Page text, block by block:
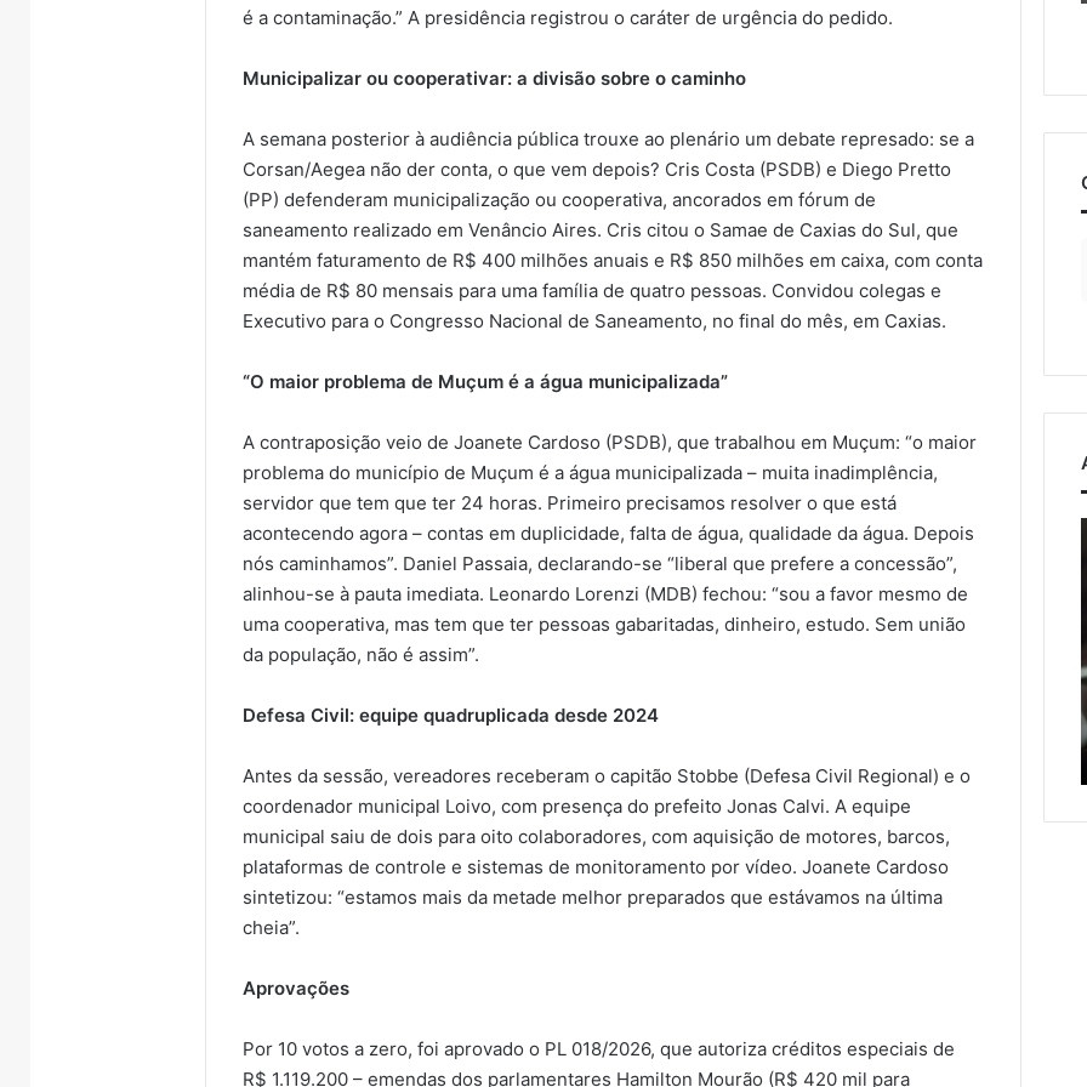
é a contaminação.” A presidência registrou o caráter de urgência do pedido.
Municipalizar ou cooperativar: a divisão sobre o caminho
A semana posterior à audiência pública trouxe ao plenário um debate represado: se a
Corsan/Aegea não der conta, o que vem depois? Cris Costa (PSDB) e Diego Pretto
(PP) defenderam municipalização ou cooperativa, ancorados em fórum de
saneamento realizado em Venâncio Aires. Cris citou o Samae de Caxias do Sul, que
mantém faturamento de R$ 400 milhões anuais e R$ 850 milhões em caixa, com conta
média de R$ 80 mensais para uma família de quatro pessoas. Convidou colegas e
Executivo para o Congresso Nacional de Saneamento, no final do mês, em Caxias.
“O maior problema de Muçum é a água municipalizada”
A contraposição veio de Joanete Cardoso (PSDB), que trabalhou em Muçum: “o maior
problema do município de Muçum é a água municipalizada – muita inadimplência,
servidor que tem que ter 24 horas. Primeiro precisamos resolver o que está
acontecendo agora – contas em duplicidade, falta de água, qualidade da água. Depois
nós caminhamos”. Daniel Passaia, declarando-se “liberal que prefere a concessão”,
alinhou-se à pauta imediata. Leonardo Lorenzi (MDB) fechou: “sou a favor mesmo de
uma cooperativa, mas tem que ter pessoas gabaritadas, dinheiro, estudo. Sem união
da população, não é assim”.
Defesa Civil: equipe quadruplicada desde 2024
Antes da sessão, vereadores receberam o capitão Stobbe (Defesa Civil Regional) e o
coordenador municipal Loivo, com presença do prefeito Jonas Calvi. A equipe
municipal saiu de dois para oito colaboradores, com aquisição de motores, barcos,
plataformas de controle e sistemas de monitoramento por vídeo. Joanete Cardoso
sintetizou: “estamos mais da metade melhor preparados que estávamos na última
cheia”.
Aprovações
Por 10 votos a zero, foi aprovado o PL 018/2026, que autoriza créditos especiais de
R$ 1.119.200 – emendas dos parlamentares Hamilton Mourão (R$ 420 mil para
Importação
Importação de veículos
chineses mais que dobra e
compras externas do
Estrada
entre
Sales
e
liberada
de
manutenção
Muçum é liberada após
Nova
lei
penas
para
e
adolescentes